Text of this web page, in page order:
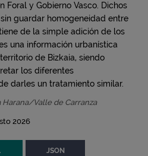
Foral y Gobierno Vasco. Dichos
guardar homogeneidad entre
de la simple adición de los
una información urbanística
de Bizkaia, siendo
los diferentes
darles un tratamiento similar.
Valle de Carranza
2026
JSON